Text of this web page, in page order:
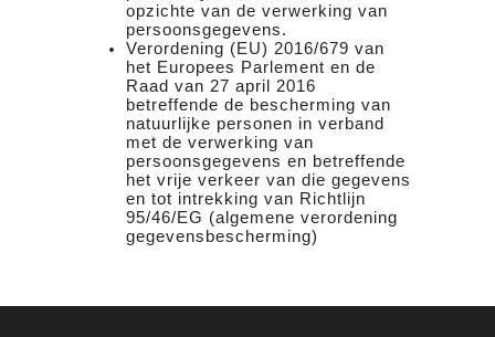
opzichte van de verwerking van
persoonsgegevens.
Verordening (EU) 2016/679 van
het Europees Parlement en de
Raad van 27 april 2016
betreffende de bescherming van
natuurlijke personen in verband
met de verwerking van
persoonsgegevens en betreffende
het vrije verkeer van die gegevens
en tot intrekking van Richtlijn
95/46/EG (algemene verordening
gegevensbescherming)